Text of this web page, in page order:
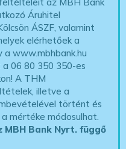
Áruhitel
ÁSZF, valamint
elérhetőek a
a www.mbhbank.hu
06 80 350 350-es
A THM
illetve a
történt és
mértéke módosulhat.
MBH Bank Nyrt. függő